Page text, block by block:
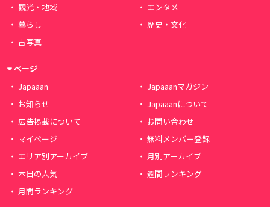
観光・地域
エンタメ
暮らし
歴史・文化
古写真
ページ
Japaaan
Japaaanマガジン
お知らせ
Japaaanについて
広告掲載について
お問い合わせ
マイページ
無料メンバー登録
エリア別アーカイブ
月別アーカイブ
本日の人気
週間ランキング
月間ランキング